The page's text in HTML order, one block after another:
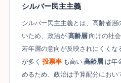
シルバー民主主義
シルバー民主主義とは、高齢者層
いため、政治が 高齢層 向けの社
若年層の意向が反映されにくくな
が多く 投票率 も高い 高齢層 は年
めるため、政治は予算配分におい